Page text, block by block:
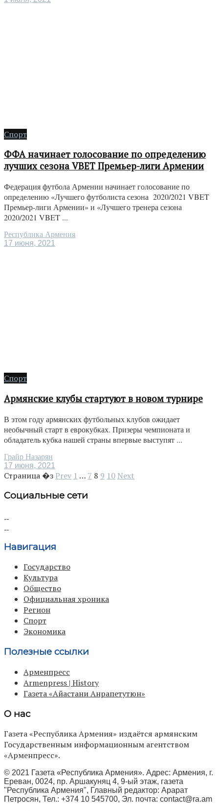
Спорт
ФФА начинает голосование по определению
лучших сезона VBET Премьер-лиги Армении
Федерация футбола Армении начинает голосование по
определению «Лучшего футболиста сезона 2020/2021 VBET
Премьер-лиги Армении» и «Лучшего тренера сезона
2020/2021 VBET ...
Республика Армения
17 июня, 2021
Спорт
Армянские клубы стартуют в новом турнире
В этом году армянских футбольных клубов ожидает
необычный старт в еврокубках. Призеры чемпионата и
обладатель кубка нашей страны впервые выступят ...
Грайр Назарян
17 июня, 2021
Страница �з Prev 1 … 7 8 9 10 Next
Социальные сети
Навигация
Государство
Культура
Общество
Официальная хроника
Регион
Спорт
Экономика
Полезные ссылки
Арменпресс
Armenpress | History
Газета «Айастани Анрапетутюн»
О нас
Газета «Республика Армения» издаётся армянским
Государственным информационным агентством
«Арменпресс».
© 2021 Газета «Республика Армения». Адрес: Армения, г.
Ереван, 0024, пр. Аршакуняц 4, 9-ый этаж, газета
"Республика Армения", Главный редактор: Арарат
Петросян, Тел.: +374 10 545700, Эл. почта: contact@ra.am